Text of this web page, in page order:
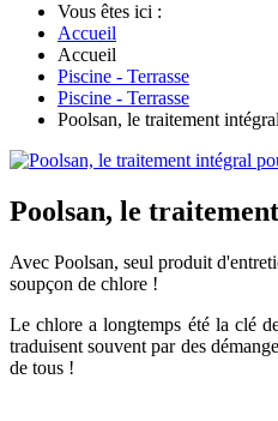
Vous êtes ici :
Accueil
Accueil
Piscine - Terrasse
Piscine - Terrasse
Poolsan, le traitement
Poolsan, le
Avec Poolsan, seul produit
soupçon de chlore !
Le chlore a longtemps été la clé
traduisent souvent par des
de tous !